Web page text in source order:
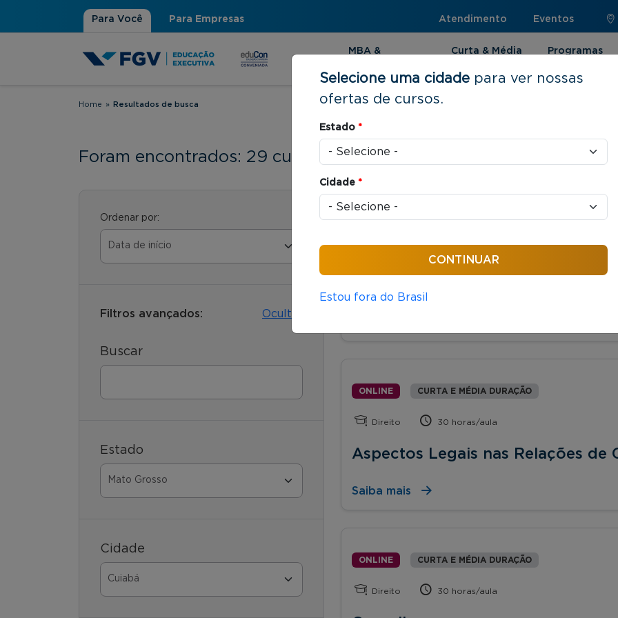
Para Você Para Empresas Atendimento Eventos
MBA &
Curta & Média
Programas
Você está aqui
Home » Resultados de busca
Foram encontrados: 29 cursos
Ordenar por:
Filtros avançados: Ocultar
Buscar
Estado
Cidade
ONLINE PÓS-GRADUAÇÃO
Pós-Graduação em Direito
ONLINE CURTA E MÉDIA DURAÇÃO
Direito 30 horas/aula
Aspectos Legais nas Relações de
Saiba mais
ONLINE CURTA E MÉDIA DURAÇÃO
Direito 30 horas/aula
Selecione uma cidade para ver nossas
ofertas de cursos.
Estado *
Cidade *
Estou fora do Brasil